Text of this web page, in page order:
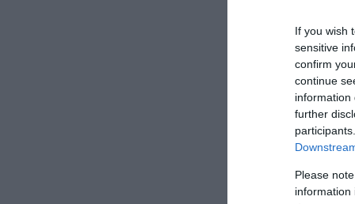
If you wish
sensitive
confirm
continue
information
further
Please
information
Chiellini